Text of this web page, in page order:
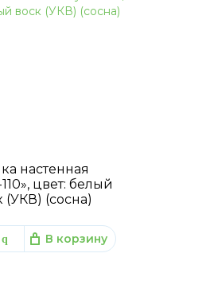
настенная
цвет: белый
(УКВ) (сосна)
q В корзину